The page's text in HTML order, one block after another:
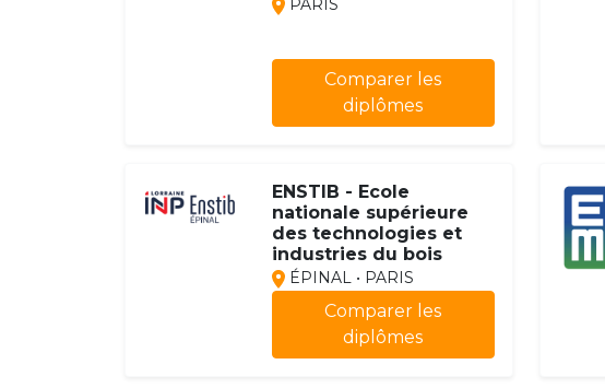
PARIS
Comparer les
diplômes
ENSTIB - Ecole
nationale supérieure
des technologies et
industries du bois
ÉPINAL • PARIS
Comparer les
diplômes